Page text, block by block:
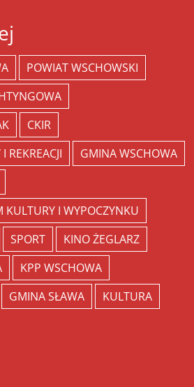
POWIAT WSCHOWSKI
CKIR
REKREACJI
GMINA WSCHOWA
KULTURY I WYPOCZYNKU
SPORT
KINO ŻEGLARZ
KPP WSCHOWA
GMINA SŁAWA KULTURA